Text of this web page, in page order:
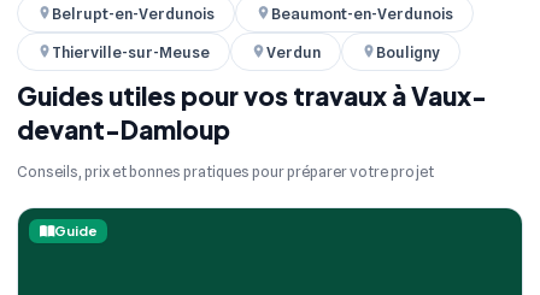
Belrupt-en-Verdunois
Beaumont-en-Verdunois
Thierville-sur-Meuse
Verdun Bouligny
Guides utiles pour vos travaux à Vaux-
devant-Damloup
Conseils, prix et bonnes pratiques pour préparer votre projet
Guide